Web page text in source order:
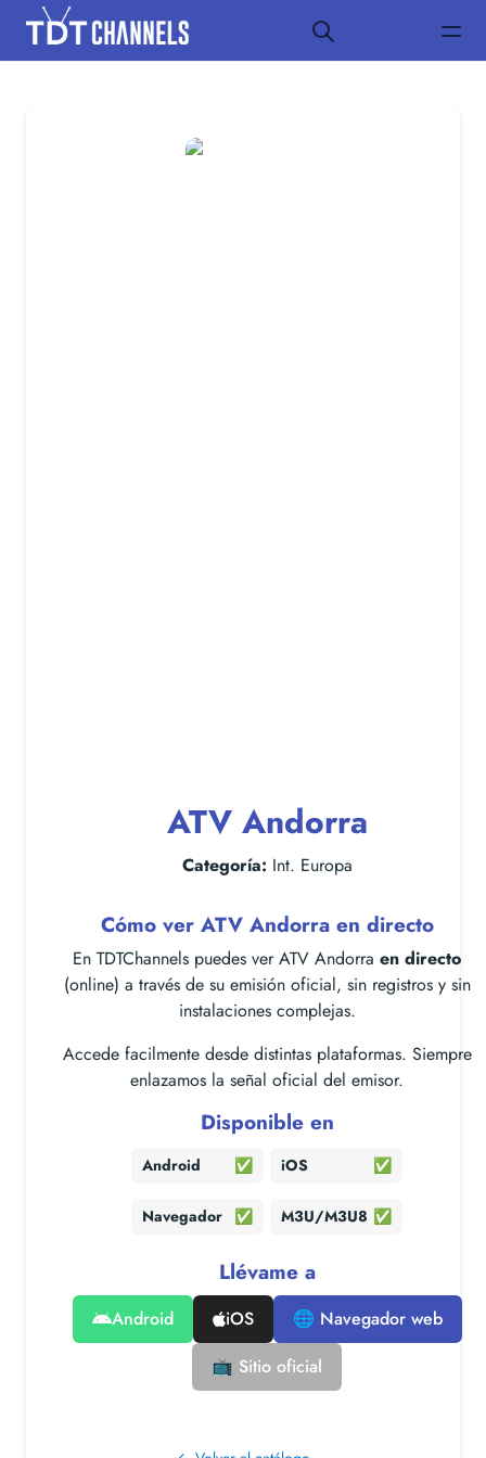
ATV Andorra
Categoría: Int. Europa
Cómo ver ATV Andorra en directo
En TDTChannels puedes ver ATV Andorra en directo
(online) a través de su emisión oficial, sin registros y sin
instalaciones complejas.
Accede facilmente desde distintas plataformas. Siempre
enlazamos la señal oficial del emisor.
Disponible en
Android ✅ iOS ✅
Navegador ✅ M3U/M3U8 ✅
Llévame a
Android iOS
🌐 Navegador web
📺 Sitio oficial